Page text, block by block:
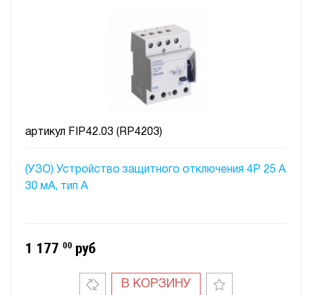
(УЗО) Устройство защитного отключения 4P 25 A
30 мA, тип А
артикул FIP42.03 (RP4203)
1 177 00 руб
В КОРЗИНУ